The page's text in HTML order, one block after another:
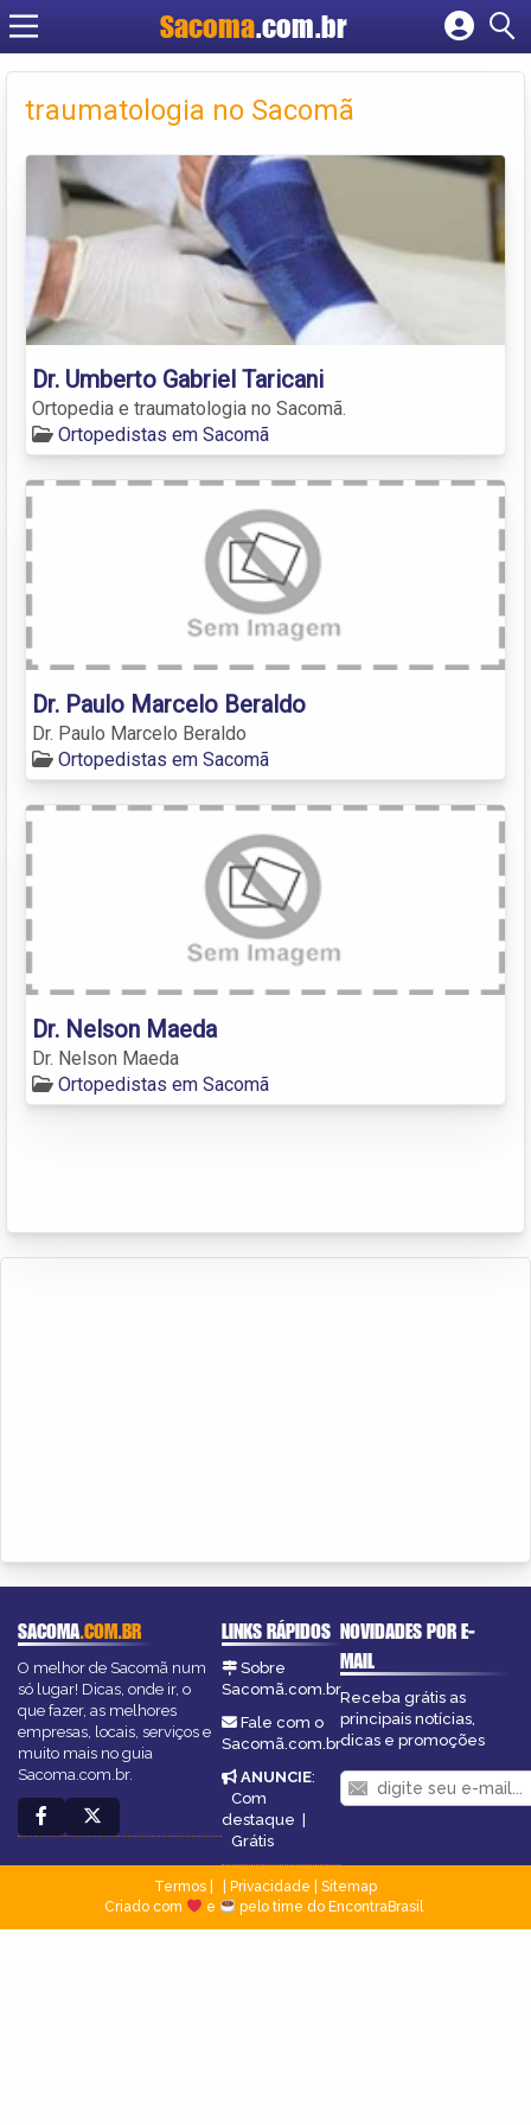
Sacoma.com.br
Cadastrar empresa
Criar conta
traumatologia no Sacomã
Dr. Umberto Gabriel Taricani
Ortopedia e traumatologia no Sacomã.
Ortopedistas em Sacomã
Dr. Paulo Marcelo Beraldo
Dr. Paulo Marcelo Beraldo
Ortopedistas em Sacomã
Dr. Nelson Maeda
Dr. Nelson Maeda
Ortopedistas em Sacomã
SACOMA.COM.BR
O melhor de Sacomã num
só lugar! Dicas, onde ir, o
que fazer, as melhores
empresas, locais, serviços e
muito mais no guia
Sacoma.com.br.
LINKS RÁPIDOS
Sobre
Sacomã.com.br
Fale com o
Sacomã.com.br
ANUNCIE:
Com
destaque |
Grátis
NOVIDADES POR E-
MAIL
Receba grátis as
principais notícias,
dicas e promoções
Termos Privacidade
Sitemap
Criado com
e pelo time do EncontraBrasil